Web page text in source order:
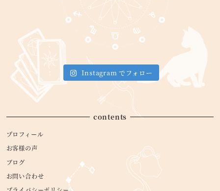
Instagram でフォロー
contents
プロフィール
お客様の声
ブログ
お問い合わせ